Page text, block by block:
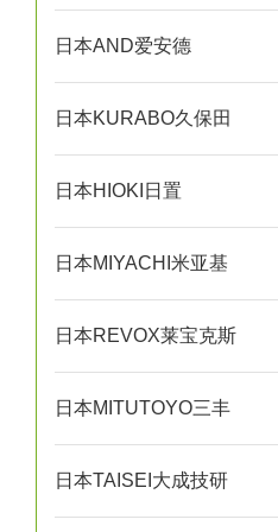
日本AND爱安德
日本KURABO久保田
日本HIOKI日置
日本MIYACHI米亚基
日本REVOX莱宝克斯
日本MITUTOYO三丰
日本TAISEI大成技研